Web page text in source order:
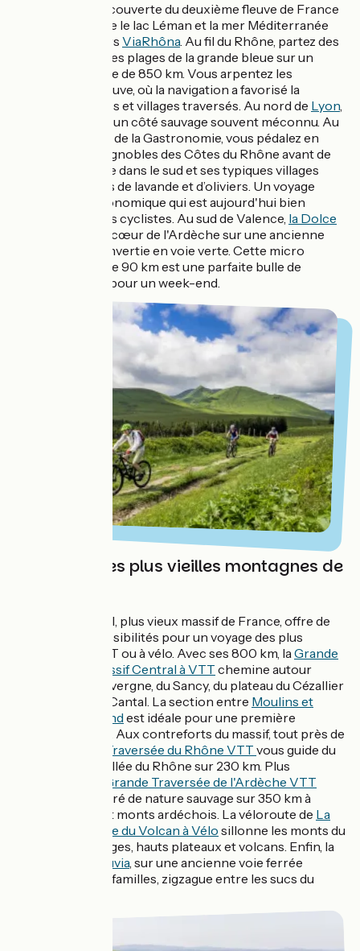
Une belle (re)découverte du deuxième fleuve de France
vous attend entre le lac Léman et la mer Méditerranée
grâce au parcours ViaRhôna. Au fil du Rhône, partez des
Alpes rejoindre les plages de la grande bleue sur un
itinéraire cyclable de 850 km. Vous arpentez les
contours d'un fleuve, où la navigation a favorisé la
richesse des villes et villages traversés. Au nord de Lyon,
le Rhône dévoile un côté sauvage souvent méconnu. Au
sud de la capitale de la Gastronomie, vous pédalez en
contrebas des vignobles des Côtes du Rhône avant de
faire votre entrée dans le sud et ses typiques villages
perchés, champs de lavande et d’oliviers. Un voyage
culturel et gastronomique qui est aujourd'hui bien
aménagé pour les cyclistes. Au sud de Valence, la Dolce
s'enfonce au cœur de l'Ardèche sur une ancienne
voie ferrée reconvertie en voie verte. Cette micro
aventure à vélo de 90 km est une parfaite bulle de
décompression pour un week-end.
Traversée des plus vieilles montagnes de
Le Massif Central, plus vieux massif de France, offre de
nombreuses possibilités pour un voyage des plus
dépaysants à VTT ou à vélo. Avec ses 800 km, laGrande
Traversée du Massif Central à VTT chemine autour
des volcans d'Auvergne, du Sancy, du plateau du Cézallier
et des monts du Cantal. La section entre Moulins et
Clermont-Ferrand est idéale pour une première
itinérance à VTT. Aux contreforts du massif, tout près de
Grande Traversée du Rhône VTT vous guide du
Beaujolais à la Vallée du Rhône sur 230 km. Plus
La Grande Traversée de l'Ardèche VTT
offre un concentré de nature sauvage sur 350 km à
travers gorges et monts ardéchois. La véloroute de La
Grande Traversée du Volcan à Vélo sillonne les monts du
Cantal entre gorges, hauts plateaux et volcans. Enfin, la
voie verte Via Fluvia, sur une ancienne voie ferrée
parfaite pour les familles, zigzague entre les sucs du